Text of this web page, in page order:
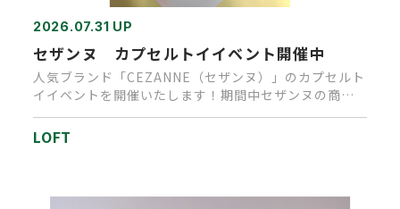
2026.07.31 UP
セザンヌ カプセルトイイベント開催中
人気ブランド「CEZANNE（セザンヌ）」のカプセルト
イイベントを開催いたします！期間中セザンヌの商品
を、１会計税込1,…
LOFT